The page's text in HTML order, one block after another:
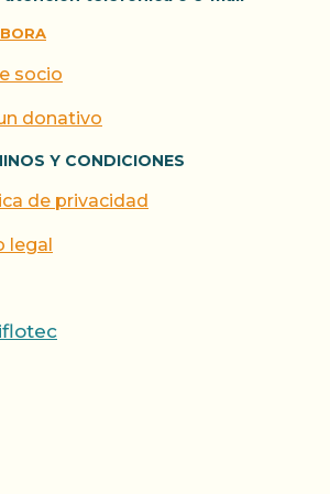
socio
donativo
Y CONDICIONES
de privacidad
legal